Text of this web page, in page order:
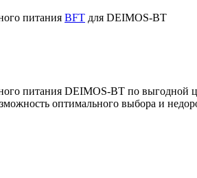
питания BFT для DEIMOS-BT
питания DEIMOS-BT по выгодной
оптимального выбора и